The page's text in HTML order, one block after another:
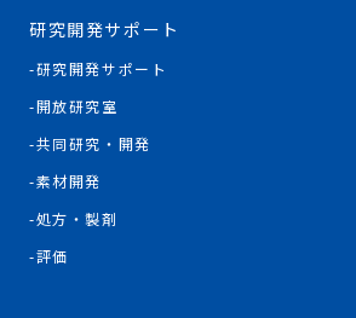
研究開発サポート
研究開発サポート
開放研究室
共同研究・開発
素材開発
処方・製剤
評価